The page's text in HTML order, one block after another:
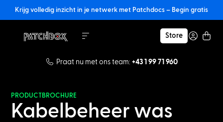
Krijg volledig inzicht in je netwerk met Patchdocs – Begin gratis
Store
Praat nu met ons team: +43 1 99 71 960
PRODUCTBROCHURE
Kabelbeheer was